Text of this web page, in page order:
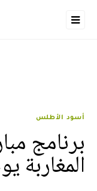
أسود الأطلس
برنامج
المغاربة